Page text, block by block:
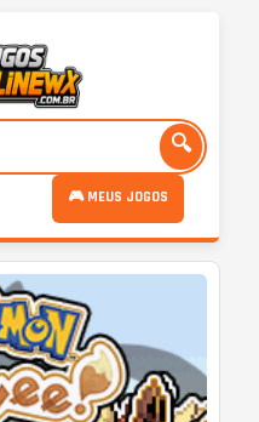
🔍
🎮 MEUS JOGOS